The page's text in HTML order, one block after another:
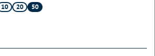
10 20 50